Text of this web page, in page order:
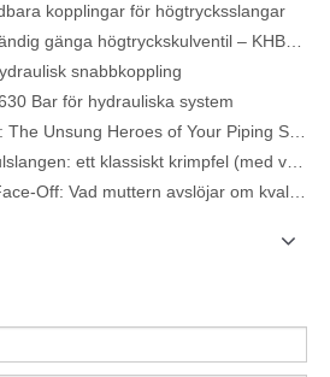
kopplingar för högtrycksslangar
gänga högtryckskulventil – KHB-G3/4
snabbkoppling
Bar för hydrauliska system
Unsung Heroes of Your Piping System
ett klassiskt krimpfel (med visuella bevis)
Off: Vad muttern avslöjar om kvalitet